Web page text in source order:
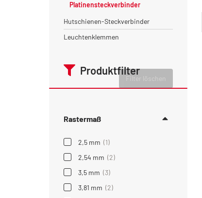
Platinensteckverbinder
Hutschienen-Steckverbinder
Leuchtenklemmen
Produktfilter
Filter löschen
Rastermaß
2,5 mm (1)
2,54 mm (2)
3,5 mm (3)
3,81 mm (2)